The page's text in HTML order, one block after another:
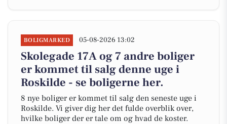
BOLIGMARKED 05-08-2026 13:02
Skolegade 17A og 7 andre boliger
er kommet til salg denne uge i
Roskilde - se boligerne her.
8 nye boliger er kommet til salg den seneste uge i
Roskilde. Vi giver dig her det fulde overblik over,
hvilke boliger der er tale om og hvad de koster.